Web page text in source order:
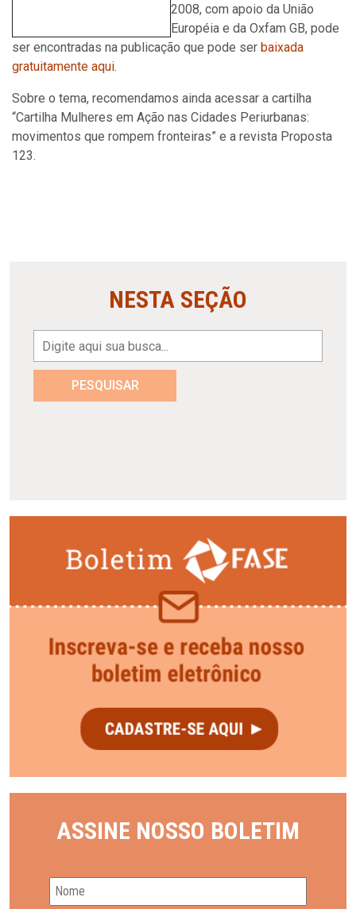
2008, com apoio da União
Européia e da Oxfam GB, pode
ser encontradas na publicação que pode ser baixada
gratuitamente aqui.
Sobre o tema, recomendamos ainda acessar a cartilha
“Cartilha Mulheres em Ação nas Cidades Periurbanas:
movimentos que rompem fronteiras” e a revista Proposta
123.
NESTA SEÇÃO
PESQUISAR
ASSINE NOSSO BOLETIM